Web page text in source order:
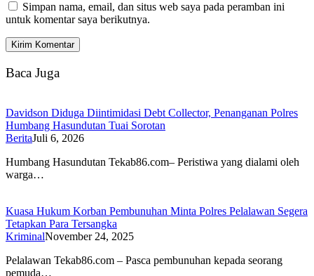
Simpan nama, email, dan situs web saya pada peramban ini
untuk komentar saya berikutnya.
Baca Juga
Davidson Diduga Diintimidasi Debt Collector, Penanganan Polres
Humbang Hasundutan Tuai Sorotan
BeritaJuli 6, 2026
Humbang Hasundutan Tekab86.com– Peristiwa yang dialami oleh
warga…
Kuasa Hukum Korban Pembunuhan Minta Polres Pelalawan Segera
Tetapkan Para Tersangka
KriminalNovember 24, 2025
Pelalawan Tekab86.com – Pasca pembunuhan kepada seorang
pemuda…